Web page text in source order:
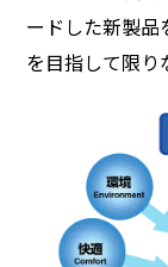
ードした新製
を目指して限り